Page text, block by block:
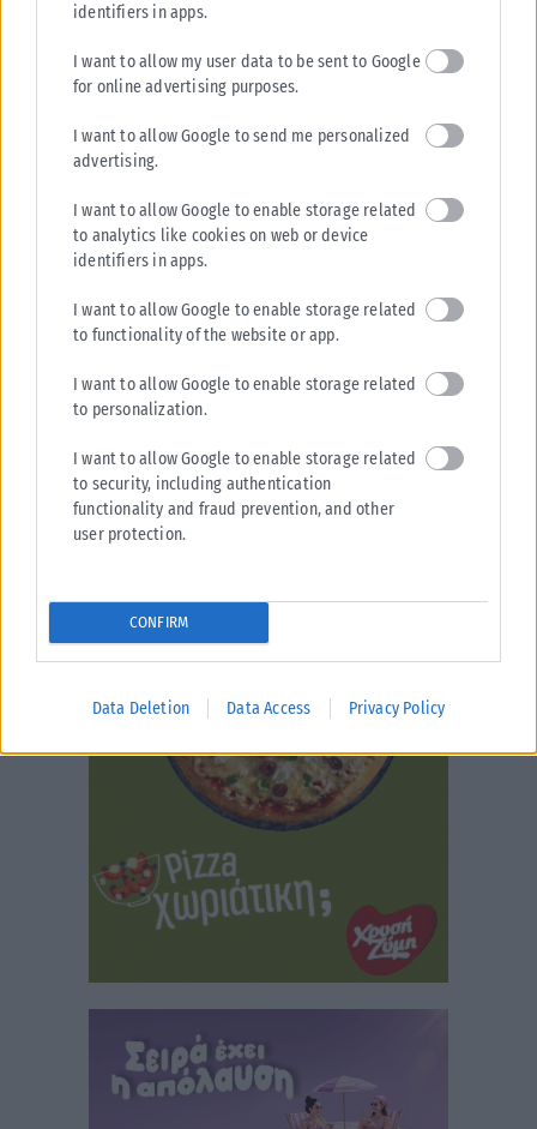
identifiers in apps.
I want to allow my user data to be sent to Google
for online advertising purposes.
I want to allow Google to send me personalized
advertising.
I want to allow Google to enable storage related
to analytics like cookies on web or device
identifiers in apps.
I want to allow Google to enable storage related
to functionality of the website or app.
I want to allow Google to enable storage related
to personalization.
I want to allow Google to enable storage related
to security, including authentication
functionality and fraud prevention, and other
user protection.
CONFIRM
Data Deletion Data Access Privacy Policy
τηλεφώνου για καθημερινή χρήση, το οποίο μπορεί να ξεδιπλώνεται
ΑΝΑΡΤΉΘΗΚΕ ΑΠΌKARFITSANEWS 28/07/2026